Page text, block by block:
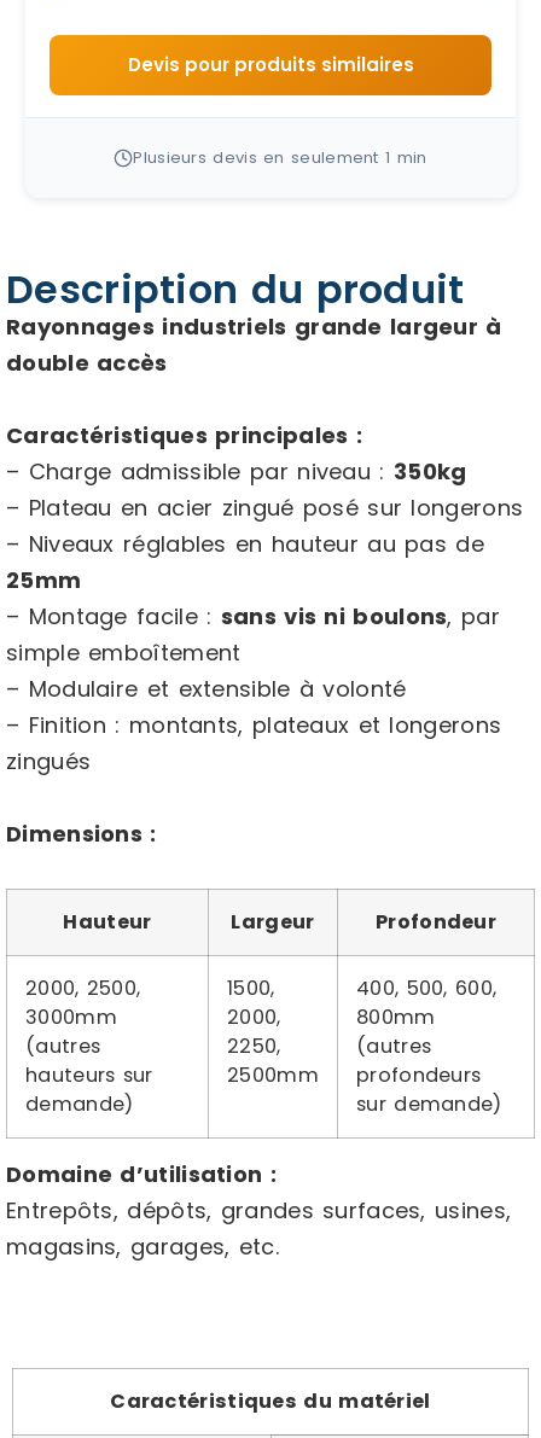
Devis pour produits similaires
Plusieurs devis en seulement 1 min
Description du produit
Rayonnages industriels grande largeur à
double accès
Caractéristiques principales :
– Charge admissible par niveau : 350kg
– Plateau en acier zingué posé sur longerons
– Niveaux réglables en hauteur au pas de
25mm
– Montage facile : sans vis ni boulons, par
simple emboîtement
– Modulaire et extensible à volonté
– Finition : montants, plateaux et longerons
zingués
Dimensions :
Hauteur Largeur Profondeur
2000, 2500,
3000mm
(autres
hauteurs sur
demande)
1500,
2000,
2250,
2500mm
400, 500, 600,
800mm
(autres
profondeurs
sur demande)
Domaine d’utilisation :
Entrepôts, dépôts, grandes surfaces, usines,
magasins, garages, etc.
Caractéristiques du matériel